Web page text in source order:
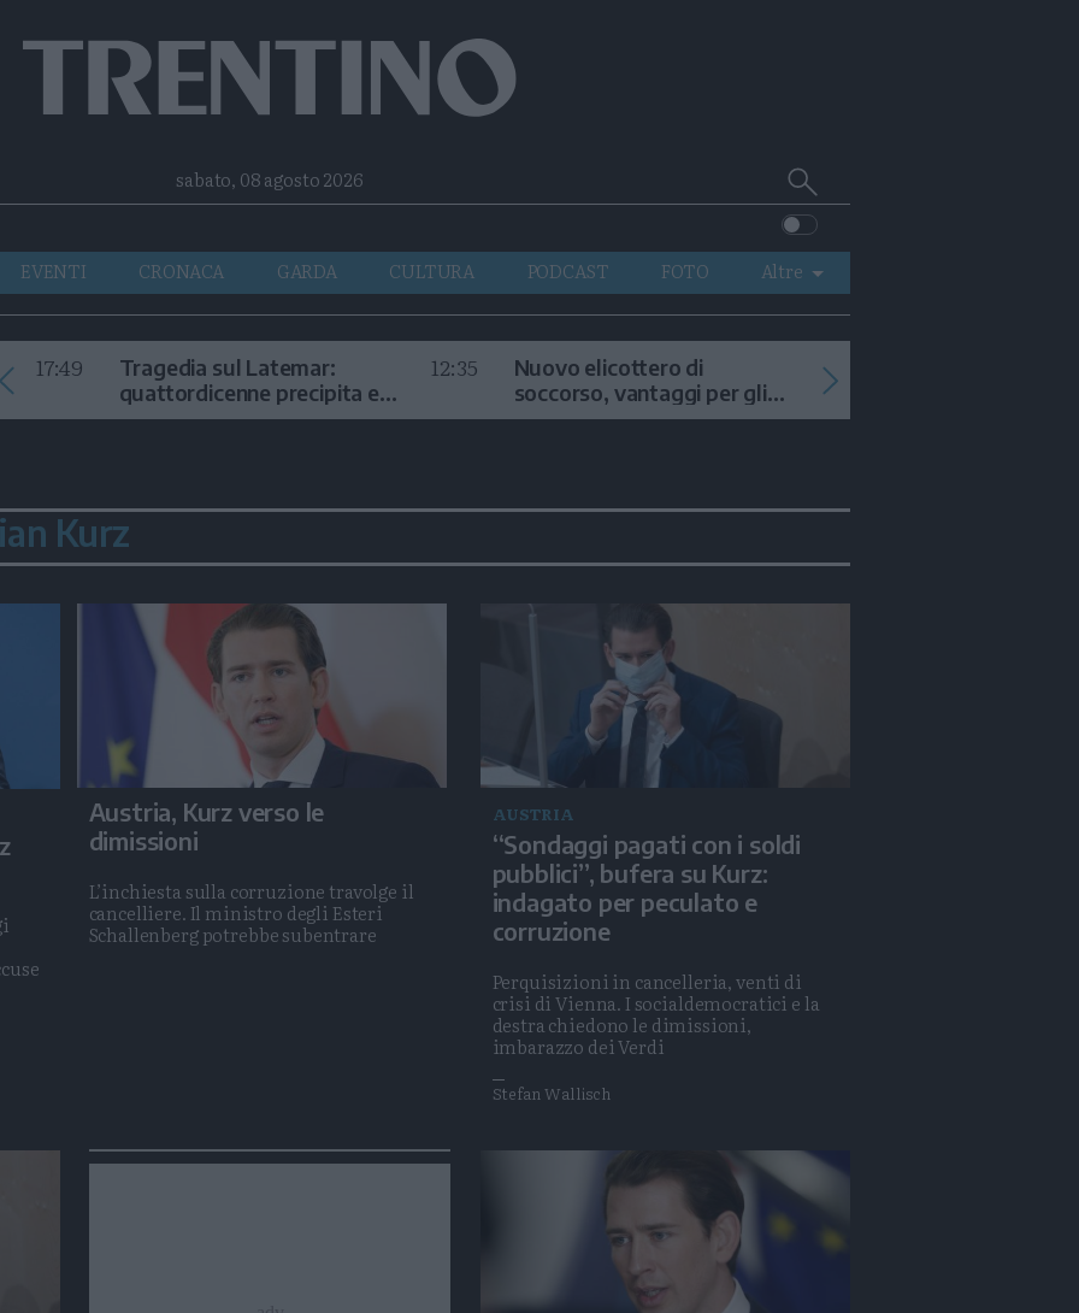
Telegram
RSSsabato, 08 agosto 2026 Cerca
su
Trentino
EVENTI CRONACA GARDA CULTURA PODCAST FOTO
Altre
VIDEO
GENERAZIONI
ITALIA-MONDO
17:49
Tragedia sul Latemar:
quattordicenne precipita e
muore
12:35
Nuovo elicottero di
soccorso, vantaggi per gli
interventi in alta quota
Kurz
Austria, Kurz verso le
dimissioni
L’inchiesta sulla corruzione travolge il
cancelliere. Il ministro degli Esteri
Schallenberg potrebbe subentrare
AUSTRIA
“Sondaggi pagati con i soldi
pubblici”, bufera su Kurz:
indagato per peculato e
corruzione
Perquisizioni in cancelleria, venti di
crisi di Vienna. I socialdemocratici e la
destra chiedono le dimissioni,
imbarazzo dei Verdi
Stefan Wallisch